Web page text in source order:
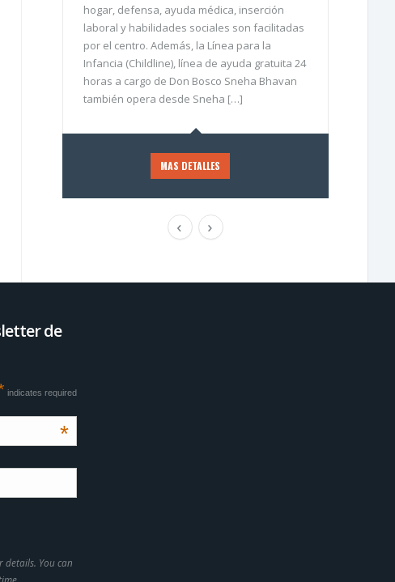
hogar, defensa, ayuda médica, inserción
laboral y habilidades sociales son facilitadas
por el centro. Además, la Línea para la
Infancia (Childline), línea de ayuda gratuita 24
horas a cargo de Don Bosco Sneha Bhavan
también opera desde Sneha […]
MAS DETALLES
de
indicates required
*
details. You can